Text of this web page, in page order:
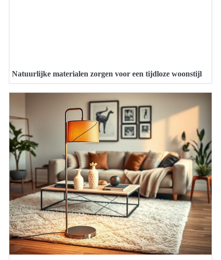
Natuurlijke materialen zorgen voor een tijdloze woonstijl